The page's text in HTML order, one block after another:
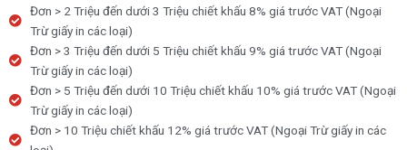
Đơn > 2 Triệu đến dưới 3 Triệu chiết khấu 8% giá trước VAT (Ngoại
Trừ giấy in các loại)
Đơn > 3 Triệu đến dưới 5 Triệu chiết khấu 9% giá trước VAT (Ngoại
Trừ giấy in các loại)
Đơn > 5 Triệu đến dưới 10 Triệu chiết khấu 10% giá trước VAT (Ngoại
Trừ giấy in các loại)
Đơn > 10 Triệu chiết khấu 12% giá trước VAT (Ngoại Trừ giấy in các